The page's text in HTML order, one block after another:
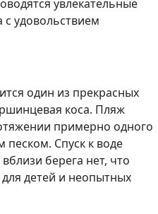
увлекательные
удовольствием
один из прекрасных
коса. Пляж
примерно одного
песком. Спуск к воде
берега нет, что
детей и неопытных